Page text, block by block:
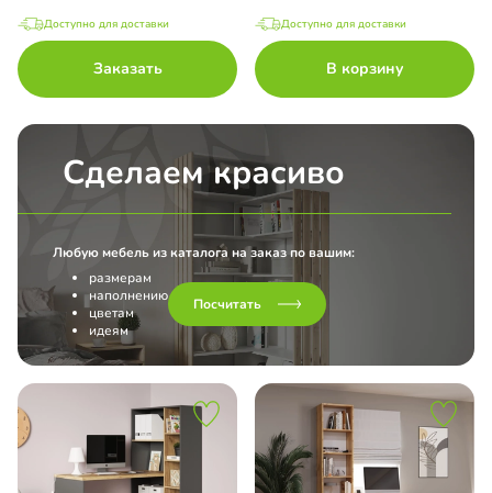
Доступно для доставки
Заказать
Доступно для доставки
В корзину
Сделаем красиво
Любую мебель из каталога на заказ по вашим:
размерам
наполнению
цветам
идеям
Посчитать